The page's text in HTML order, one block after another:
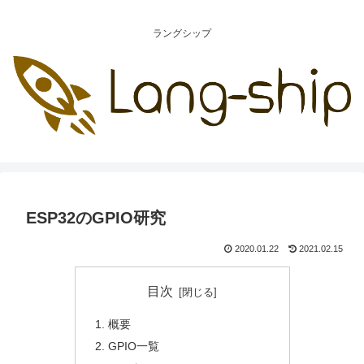
ラングシップ
ESP32のGPIO研究
2020.01.22 2021.02.15
目次
概要
GPIO一覧